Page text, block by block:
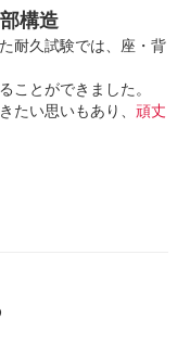
構造
耐久試験では、座・背
ことができました。
たい思いもあり、 頑丈